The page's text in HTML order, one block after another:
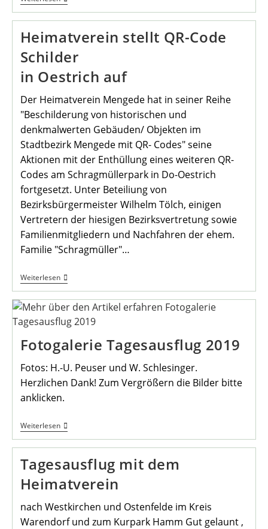
Mit
Heimatverein stellt QR-Code
Schilder
in Oestrich auf
Der Heimatverein Mengede hat in seiner Reihe
"Beschilderung von historischen und
denkmalwerten Gebäuden/ Objekten im
Stadtbezirk Mengede mit QR- Codes" seine
Aktionen mit der Enthüllung eines weiteren QR-
Codes am Schragmüllerpark in Do-Oestrich
fortgesetzt. Unter Beteiliung von
Bezirksbürgermeister Wilhelm Tölch, einigen
Vertretern der hiesigen Bezirksvertretung sowie
Familienmitgliedern und Nachfahren der ehem.
Familie "Schragmüller"…
WeiterlesenHeimatverein
Stellt
Code
Schilder
In
Auf
Fotogalerie Tagesausflug 2019
Fotos: H.-U. Peuser und W. Schlesinger.
Herzlichen Dank! Zum Vergrößern die Bilder bitte
anklicken.
WeiterlesenFotogalerie
Tagesausflug
Tagesausflug mit dem
Heimatverein
nach Westkirchen und Ostenfelde im Kreis
Warendorf und zum Kurpark Hamm Gut gelaunt ,